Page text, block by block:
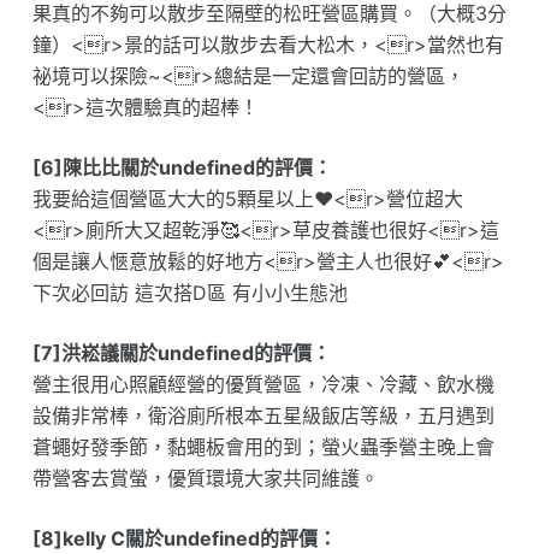
果真的不夠可以散步至隔壁的松旺營區購買。（大概3分
鐘）<r>景的話可以散步去看大松木，<r>當然也有
祕境可以探險~<r>總結是一定還會回訪的營區，
<r>這次體驗真的超棒！
[6]陳比比關於undefined的評價：
我要給這個營區大大的5顆星以上♥️<r>營位超大
<r>廁所大又超乾淨🥰<r>草皮養護也很好<r>這
個是讓人愜意放鬆的好地方<r>營主人也很好💕<r>
下次必回訪 這次搭D區 有小小生態池
[7]洪崧議關於undefined的評價：
營主很用心照顧經營的優質營區，冷凍、冷藏、飲水機
設備非常棒，衛浴廁所根本五星級飯店等級，五月遇到
蒼蠅好發季節，黏蠅板會用的到；螢火蟲季營主晚上會
帶營客去賞螢，優質環境大家共同維護。
[8]kelly C關於undefined的評價：